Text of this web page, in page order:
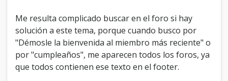
n
Me resulta complicado buscar en el foro si hay
solución a este tema, porque cuando busco por
"Démosle la bienvenida al miembro más reciente" o
por "cumpleaños", me aparecen todos los foros, ya
que todos contienen ese texto en el footer.